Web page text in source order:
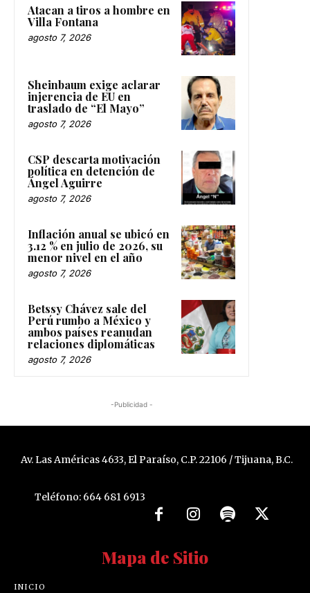
Atacan a tiros a hombre en
Villa Fontana
agosto 7, 2026
Sheinbaum exige aclarar
injerencia de EU en
traslado de “El Mayo”
agosto 7, 2026
CSP descarta motivación
política en detención de
Ángel Aguirre
agosto 7, 2026
Inflación anual se ubicó en
3.12 % en julio de 2026, su
menor nivel en el año
agosto 7, 2026
Betssy Chávez sale del
Perú rumbo a México y
ambos países reanudan
relaciones diplomáticas
agosto 7, 2026
-Publicidad -
Av. Las Américas 4633, El Paraíso, C.P. 22106 / Tijuana, B.C.
Teléfono: 664 681 6913
Mapa de Sitio
INICIO